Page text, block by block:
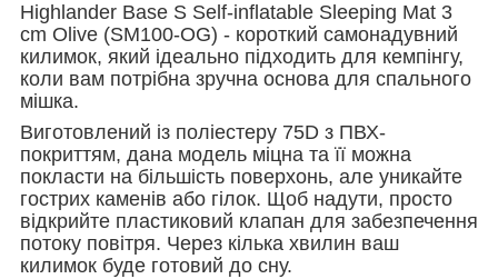
Highlander Base S Self-inflatable Sleeping Mat 3
cm Olive (SM100-OG) - короткий самонадувний
килимок, який ідеально підходить для кемпінгу,
коли вам потрібна зручна основа для спального
мішка.
Виготовлений із поліестеру 75D з ПВХ-
покриттям, дана модель міцна та її можна
покласти на більшість поверхонь, але уникайте
гострих каменів або гілок. Щоб надути, просто
відкрийте пластиковий клапан для забезпечення
потоку повітря. Через кілька хвилин ваш
килимок буде готовий до сну.